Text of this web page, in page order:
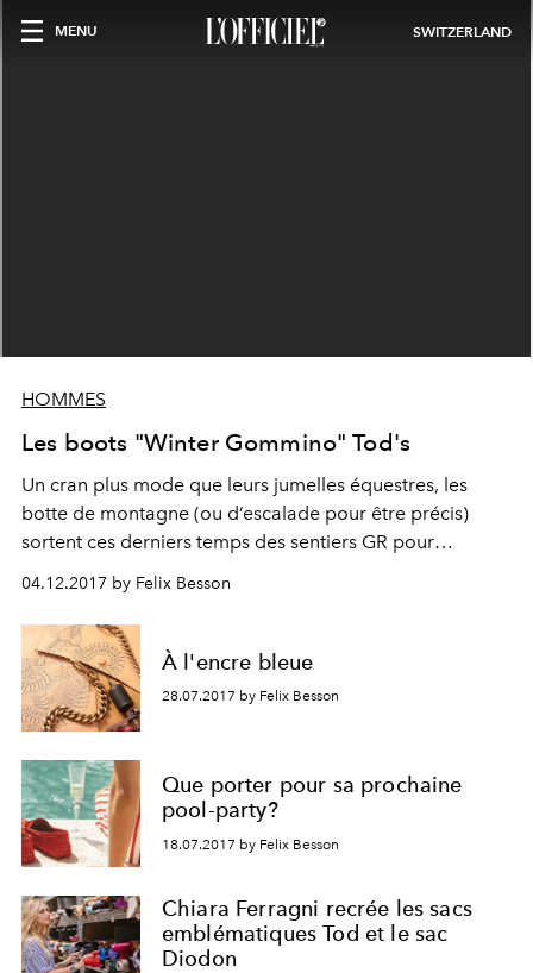
MENU SWITZERLAND
HOMMES
Les boots "Winter Gommino" Tod's
Un cran plus mode que leurs jumelles équestres, les
botte de montagne (ou d’escalade pour être précis)
sortent ces derniers temps des sentiers GR pour
descendre tutoyer le bitume Boulevard Saint-Germain.
04.12.2017 by Felix Besson
À l'encre bleue
28.07.2017 by Felix Besson
Que porter pour sa prochaine
pool-party?
18.07.2017 by Felix Besson
Chiara Ferragni recrée les sacs
emblématiques Tod et le sac
Diodon